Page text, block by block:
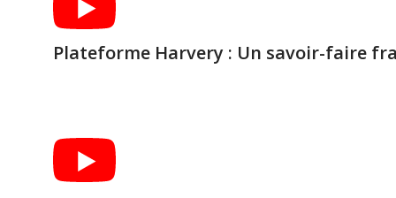
Plateforme Harvery : Un savoir-faire